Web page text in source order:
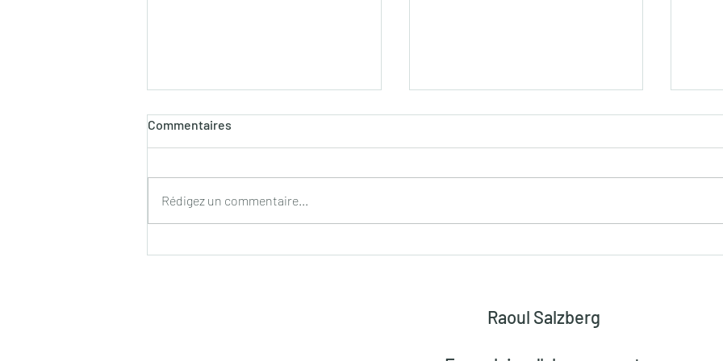
Commentaires
Rédigez un commentaire...
Raoul Salzberg